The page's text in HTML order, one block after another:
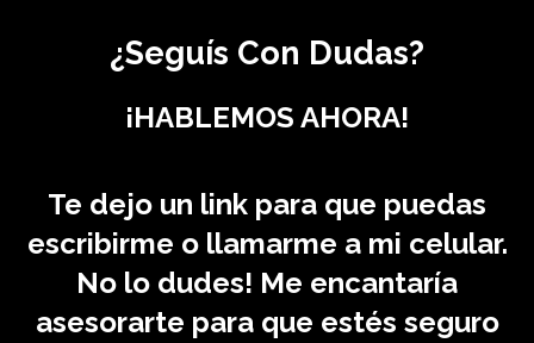
¿Seguís Con Dudas?
¡HABLEMOS AHORA!
Te dejo un link para que puedas
escribirme o llamarme a mi celular.
No lo dudes! Me encantaría
asesorarte para que estés seguro